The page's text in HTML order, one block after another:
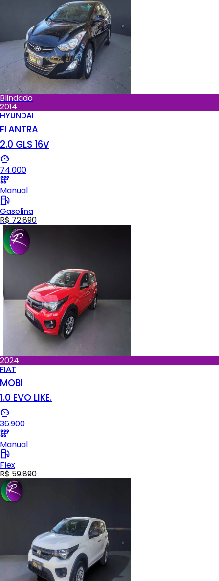
Blindado
2014
HYUNDAI
ELANTRA
2.0 GLS 16V
74.000
Manual
Gasolina
R$ 72.890
2024
FIAT
MOBI
1.0 EVO LIKE.
36.900
Manual
Flex
R$ 59.890